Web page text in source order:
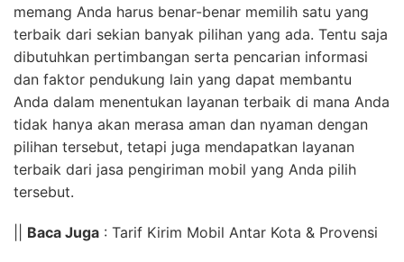
memang Anda harus benar-benar memilih satu yang
terbaik dari sekian banyak pilihan yang ada. Tentu saja
dibutuhkan pertimbangan serta pencarian informasi
dan faktor pendukung lain yang dapat membantu
Anda dalam menentukan layanan terbaik di mana Anda
tidak hanya akan merasa aman dan nyaman dengan
pilihan tersebut, tetapi juga mendapatkan layanan
terbaik dari jasa pengiriman mobil yang Anda pilih
tersebut.
Baca Juga : Tarif Kirim Mobil Antar Kota & Provensi